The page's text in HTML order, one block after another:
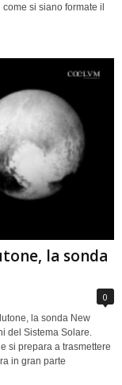
si siano formate il
la sonda
0
la sonda New
del Sistema Solare.
si prepara a trasmettere
in gran parte